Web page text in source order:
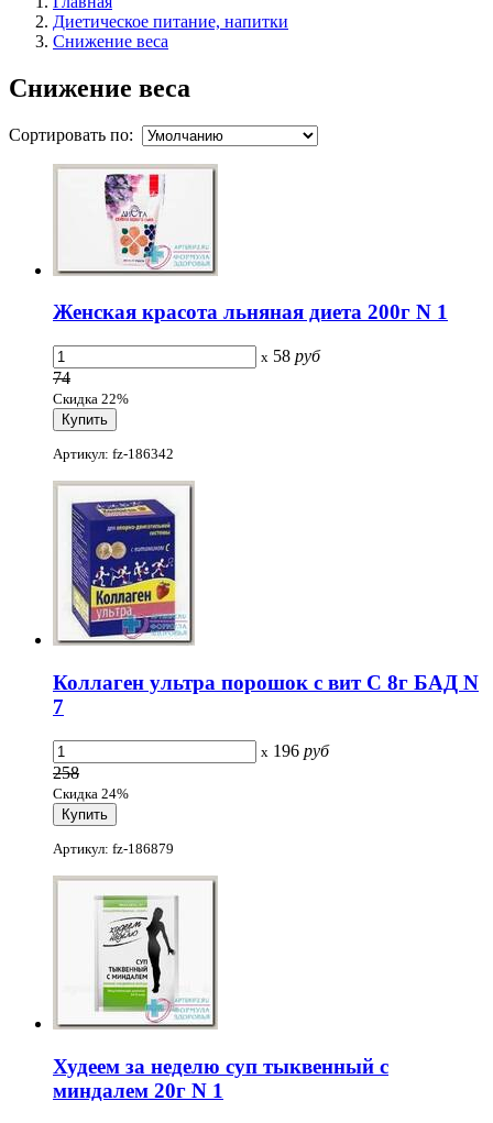
Диетическое питание, напитки
Снижение веса
Снижение веса
Сортировать по:
Женская красота льняная диета 200г N 1
x 58 руб
74
Скидка 22%
Артикул: fz-186342
Коллаген ультра порошок с вит С 8г БАД N
7
x 196 руб
258
Скидка 24%
Артикул: fz-186879
Худеем за неделю суп тыквенный с
миндалем 20г N 1